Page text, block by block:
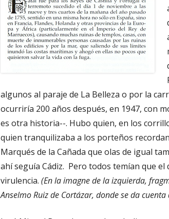
algunos al paraje de La Belleza o por la
ocurriría 200 años después, en 1947, con
es otra historia--. Hubo quien, en los
quien tranquilizaba a los porteños
Marqués de la Cañada que olas de igual
ahí seguía Cádiz. Pero todos temían que
virulencia. (En la imagne de la izquierda,
Anselmo Ruiz de Cortázar, donde se da